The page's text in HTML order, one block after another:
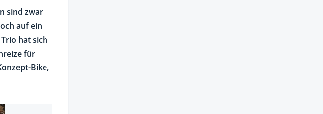
sind zwar
auf ein
hat sich
für
Bike,